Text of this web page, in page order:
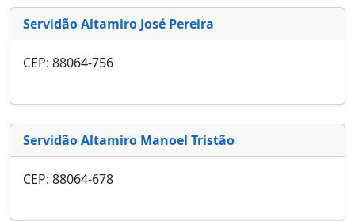
Servidão Altamiro José Pereira
CEP: 88064-756
Servidão Altamiro Manoel Tristão
CEP: 88064-678